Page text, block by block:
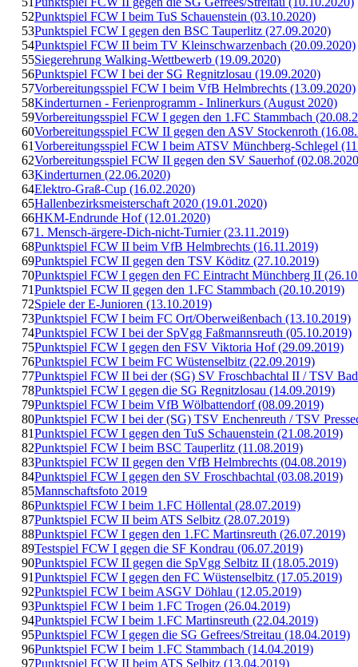
52Punktspiel FCW I beim TuS Schauenstein (03.10.2020)
53Punktspiel FCW I gegen den BSC Tauperlitz (27.09.2020)
54Punktspiel FCW II beim TV Kleinschwarzenbach (20.09.2020)
55Siegerehrung Walking-Wettbewerb (19.09.2020)
56Punktspiel FCW I bei der SG Regnitzlosau (19.09.2020)
57Vorbereitungsspiel FCW I beim VfB Helmbrechts (13.09.2020)
58Kinderturnen - Ferienprogramm - Inlinerkurs (August 2020)
59Vorbereitungsspiel FCW I gegen den 1.FC Stammbach
60Vorbereitungsspiel FCW II gegen den ASV Stockenroth
61Vorbereitungsspiel FCW I beim ATSV Münchberg-Schlegel
62Vorbereitungsspiel FCW II gegen den SV Sauerhof
63Kinderturnen (22.06.2020)
64Elektro-Graß-Cup (16.02.2020)
65Hallenbezirksmeisterschaft 2020 (19.01.2020)
66HKM-Endrunde Hof (12.01.2020)
671. Mensch-ärgere-Dich-nicht-Turnier (23.11.2019)
68Punktspiel FCW II beim VfB Helmbrechts (16.11.2019)
69Punktspiel FCW II gegen den TSV Köditz (27.10.2019)
70Punktspiel FCW I gegen den FC Eintracht Münchberg II
71Punktspiel FCW II gegen den 1.FC Stammbach (20.10.2019)
72Spiele der E-Junioren (13.10.2019)
73Punktspiel FCW I beim FC Ort/Oberweißenbach (13.10.2019)
74Punktspiel FCW I bei der SpVgg Faßmannsreuth (05.10.2019)
75Punktspiel FCW I gegen den FSV Viktoria Hof (29.09.2019)
76Punktspiel FCW I beim FC Wüstenselbitz (22.09.2019)
77Punktspiel FCW II bei der (SG) SV Froschbachtal II / TSV
78Punktspiel FCW I gegen die SG Regnitzlosau (14.09.2019)
79Punktspiel FCW I beim VfB Wölbattendorf (08.09.2019)
80Punktspiel FCW I bei der (SG) TSV Enchenreuth / TSV
81Punktspiel FCW I gegen den TuS Schauenstein (21.08.2019)
82Punktspiel FCW I beim BSC Tauperlitz (11.08.2019)
83Punktspiel FCW II gegen den VfB Helmbrechts (04.08.2019)
84Punktspiel FCW I gegen den SV Froschbachtal (03.08.2019)
85Mannschaftsfoto 2019
86Punktspiel FCW I beim 1.FC Höllental (28.07.2019)
87Punktspiel FCW II beim ATS Selbitz (28.07.2019)
88Punktspiel FCW I gegen den 1.FC Martinsreuth (26.07.2019)
89Testspiel FCW I gegen die SF Kondrau (06.07.2019)
90Punktspiel FCW II gegen die SpVgg Selbitz II (18.05.2019)
91Punktspiel FCW I gegen den FC Wüstenselbitz (17.05.2019)
92Punktspiel FCW I beim ASGV Döhlau (12.05.2019)
93Punktspiel FCW I beim 1.FC Trogen (26.04.2019)
94Punktspiel FCW I beim 1.FC Martinsreuth (22.04.2019)
95Punktspiel FCW I gegen die SG Gefrees/Streitau (18.04.2019)
96Punktspiel FCW I beim 1.FC Stammbach (14.04.2019)
97Punktspiel FCW II beim ATS Selbitz (13.04.2019)